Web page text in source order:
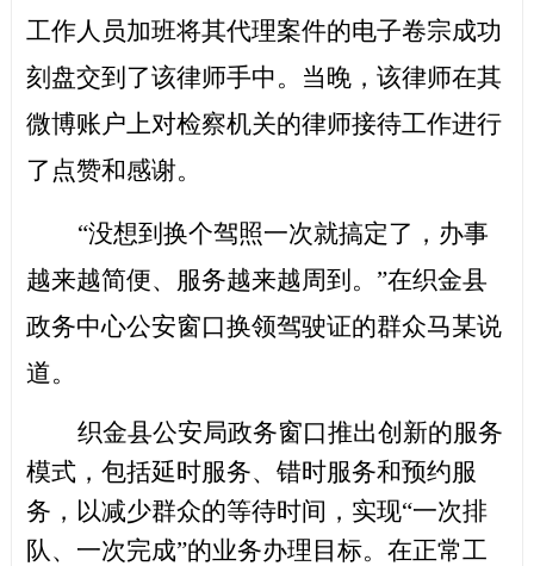
工作人员加班将其代理案件的电子卷宗成功
刻盘交到了该律师手中。当晚，该律师在其
微博账户上对检察机关的律师接待工作进行
了点赞和感谢。
“没想到换个驾照一次就搞定了，办事
越来越简便、服务越来越周到。”在织金县
政务中心公安窗口换领驾驶证的群众马某说
道。
织金县公安局政务窗口推出创新的服务
模式，包括延时服务、错时服务和预约服
务，以减少群众的等待时间，实现“一次排
队、一次完成”的业务办理目标。在正常工